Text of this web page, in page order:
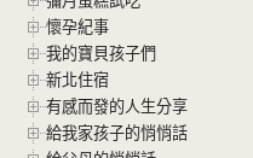
懷孕紀事
我的寶貝孩子們
新北住宿
有感而發的人生分享
給我家孩子的悄悄話